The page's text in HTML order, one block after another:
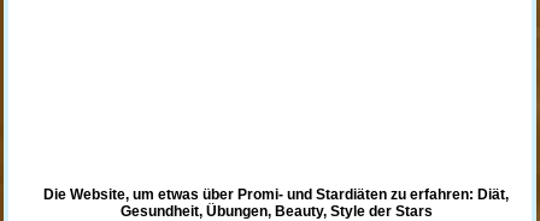
Die Website, um etwas über Promi- und Stardiäten zu erfahren: Diät,
Gesundheit, Übungen, Beauty, Style der Stars